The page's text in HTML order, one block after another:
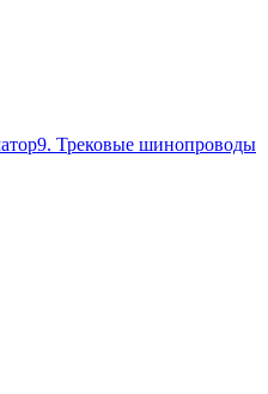
9. Трековые шинопроводы